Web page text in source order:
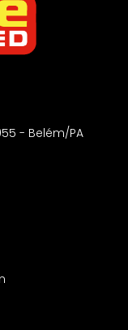
- Belém/PA